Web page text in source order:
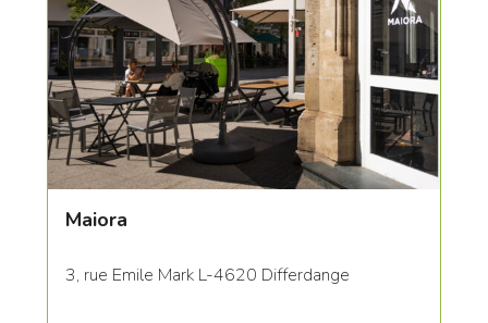
Maiora
3, rue Emile Mark L-4620 Differdange